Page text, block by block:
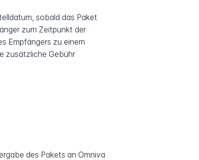
sobald das Paket
zum Zeitpunkt der
Empfängers zu einem
zusätzliche Gebühr
des Pakets an Omniva